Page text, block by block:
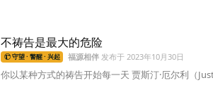
不祷告是最大的危险
守望 · 警醒 · 兴起 福源相伴 发布于2023年10月30日
你以某种方式的祷告开始每一天 贾斯汀·厄尔利（